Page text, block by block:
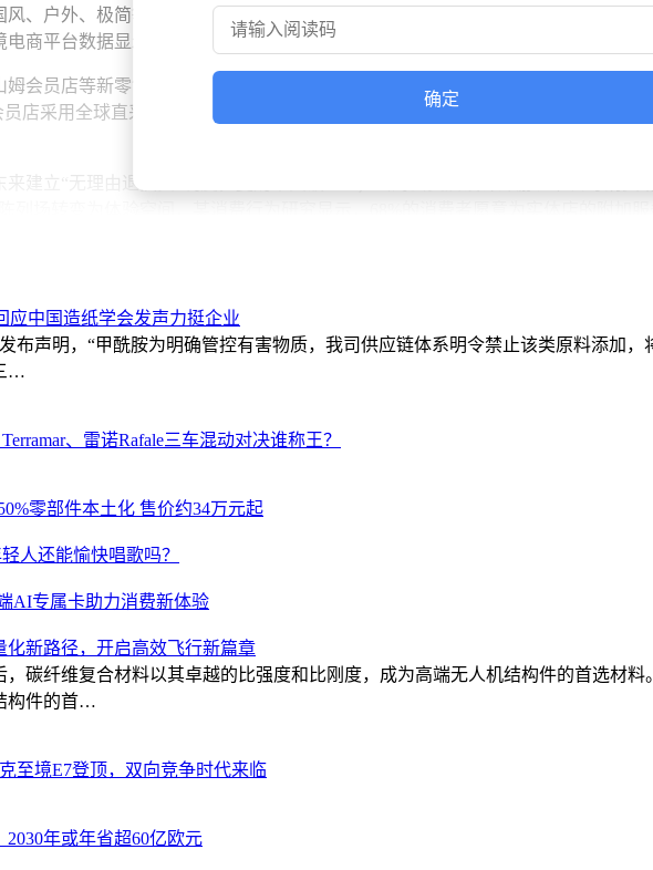
、户外、极简等细分市场年均增速超过40%，而传统商场的大众化品牌组合难
商平台数据显示，小众设计师品牌销量年增长达210%。
会员店等新零售标杆却逆势扩张。这些企业摒弃“大而全”的传统思路，将商品
店采用全球直采加大包装策略，将周转率提升至行业平均水平的2.3倍。这种“
来建立“无理由退换货”制度，复购率突破90%；山姆会员店设计郊游、节日等消费
异化价值的企业，正在书写零售业的新篇章。
确定
应中国造纸学会发声力挺企业
布声明，“甲酰胺为明确管控有害物质，我司供应链体系明令禁止该类原料添加
…
、雷诺Rafale三车混动对决谁称王？
零部件本土化 售价约34万元起
人还能愉快唱歌吗？
AI专属卡助力消费新体验
新路径，开启高效飞行新篇章
碳纤维复合材料以其卓越的比强度和比刚度，成为高端无人机结构件的首选材
构件的首…
至境E7登顶，双向竞争时代来临
年或年省超60亿欧元